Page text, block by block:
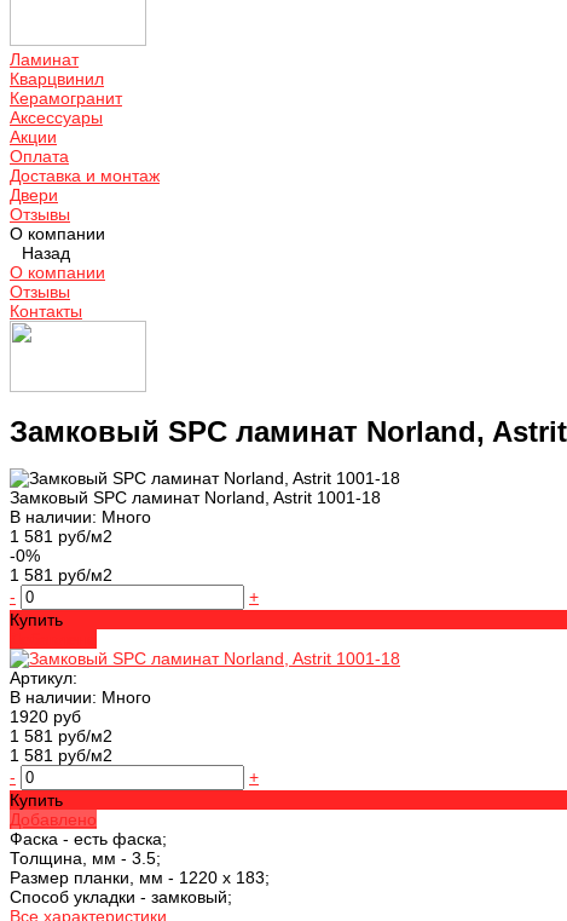
Ламинат
Кварцвинил
Керамогранит
Аксессуары
Акции
Оплата
Доставка и монтаж
Двери
Отзывы
О компании
Назад
О компании
Отзывы
Контакты
Замковый SPC ламинат Norland, Astrit
Замковый SPC ламинат Norland, Astrit 1001-18
В наличии: Много
1 581 руб/м2
-0%
1 581 руб/м2
-
+
Купить
Артикул:
В наличии: Много
1920 руб
1 581 руб/м2
1 581 руб/м2
-
+
Купить
Добавлено
Фаска - есть фаска;
Толщина, мм - 3.5;
Размер планки, мм - 1220 х 183;
Способ укладки - замковый;
Все характеристики